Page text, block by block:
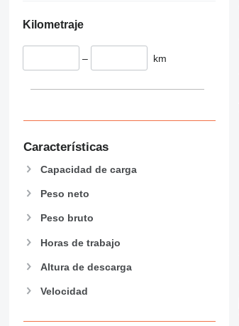
Kilometraje
– km
Características
Capacidad de carga
Peso neto
Peso bruto
Horas de trabajo
Altura de descarga
Velocidad